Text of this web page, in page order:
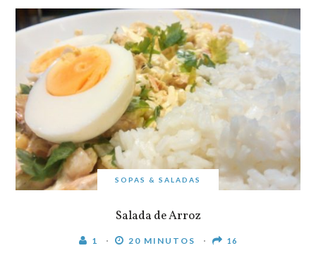
SOPAS & SALADAS
Salada de Arroz
1 20 MINUTOS 16